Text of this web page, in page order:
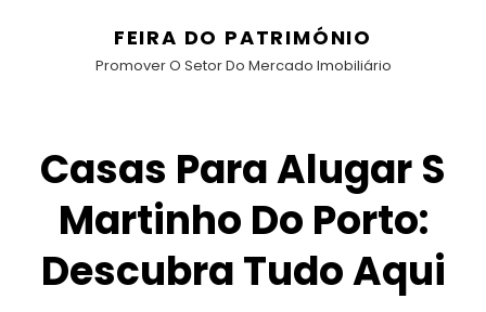
FEIRA DO PATRIMÓNIO
Promover O Setor Do Mercado Imobiliário
Casas Para Alugar S
Martinho Do Porto:
Descubra Tudo Aqui